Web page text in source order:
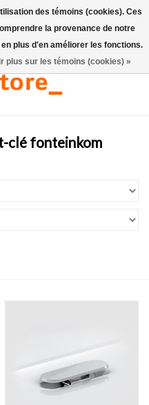
clé fonteinkom
des témoins (cookies). Ces
la provenance de notre
plus d'en améliorer les fonctions.
plus sur les témoins (cookies) »